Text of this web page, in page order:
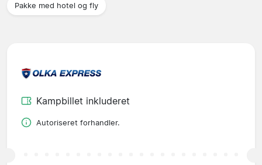
Pakke med hotel og fly
Kampbillet inkluderet
Autoriseret forhandler.